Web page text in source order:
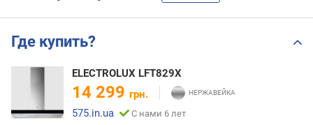
Где купить?
ELECTROLUX LFT829X
14 299 грн.
575.in.ua
С нами 6 лет